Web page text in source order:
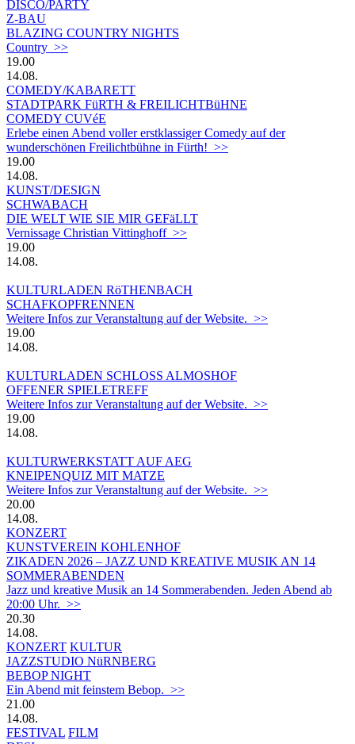
DISCO/PARTY
Z-BAU
BLAZING COUNTRY NIGHTS
Country >>
19.00
14.08.
COMEDY/KABARETT
STADTPARK FüRTH & FREILICHTBüHNE
COMEDY CUVéE
Erlebe einen Abend voller erstklassiger Comedy auf der
wunderschönen Freilichtbühne in Fürth! >>
19.00
14.08.
KUNST/DESIGN
SCHWABACH
DIE WELT WIE SIE MIR GEFäLLT
Vernissage Christian Vittinghoff >>
19.00
14.08.
KULTURLADEN RöTHENBACH
SCHAFKOPFRENNEN
Weitere Infos zur Veranstaltung auf der Website. >>
19.00
14.08.
KULTURLADEN SCHLOSS ALMOSHOF
OFFENER SPIELETREFF
Weitere Infos zur Veranstaltung auf der Website. >>
19.00
14.08.
KULTURWERKSTATT AUF AEG
KNEIPENQUIZ MIT MATZE
Weitere Infos zur Veranstaltung auf der Website. >>
20.00
14.08.
KONZERT
KUNSTVEREIN KOHLENHOF
ZIKADEN 2026 – JAZZ UND KREATIVE MUSIK AN 14
SOMMERABENDEN
Jazz und kreative Musik an 14 Sommerabenden. Jeden Abend ab
20:00 Uhr. >>
20.30
14.08.
KONZERT KULTUR
JAZZSTUDIO NüRNBERG
BEBOP NIGHT
Ein Abend mit feinstem Bebop. >>
21.00
14.08.
FESTIVAL FILM